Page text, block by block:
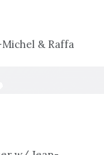
Michel & Raffa